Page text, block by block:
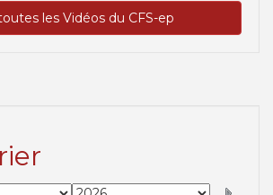
les Vidéos du CFS-ep